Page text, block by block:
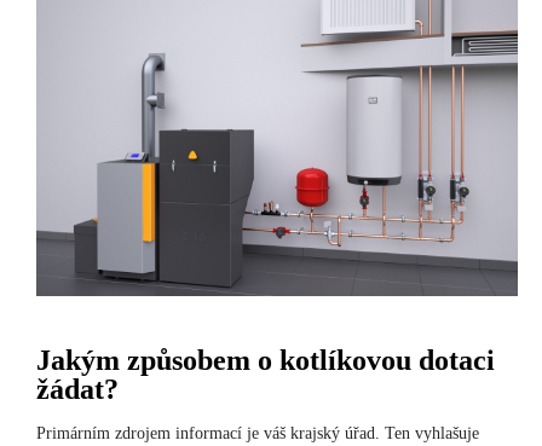
Jakým způsobem o kotlíkovou dotaci
žádat?
Primárním zdrojem informací je váš krajský úřad. Ten vyhlašuje